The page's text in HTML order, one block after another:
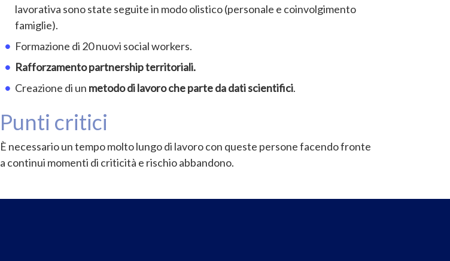
lavorativa sono state seguite in modo olistico (personale e coinvolgimento
famiglie).
Formazione di 20 nuovi social workers.
Rafforzamento partnership territoriali.
Creazione di un metodo di lavoro che parte da dati scientifici.
Punti critici
È necessario un tempo molto lungo di lavoro con queste persone facendo fronte
a continui momenti di criticità e rischio abbandono.